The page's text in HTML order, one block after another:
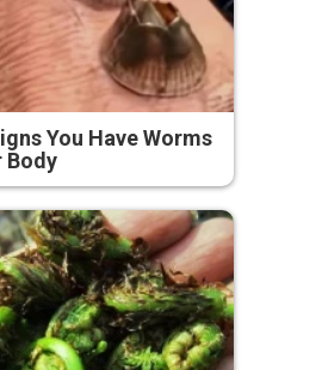
You Have Worms
Body